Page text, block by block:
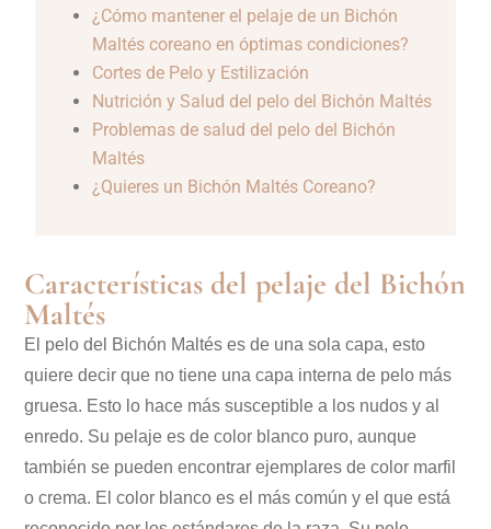
¿Cómo mantener el pelaje de un Bichón
Maltés coreano en óptimas condiciones?
Cortes de Pelo y Estilización
Nutrición y Salud del pelo del Bichón Maltés
Problemas de salud del pelo del Bichón
Maltés
¿Quieres un Bichón Maltés Coreano?
Características del pelaje del Bichón
Maltés
El pelo del Bichón Maltés es de una sola capa, esto
quiere decir que no tiene una capa interna de pelo más
gruesa. Esto lo hace más susceptible a los nudos y al
enredo. Su pelaje es de color blanco puro, aunque
también se pueden encontrar ejemplares de color marfil
o crema. El color blanco es el más común y el que está